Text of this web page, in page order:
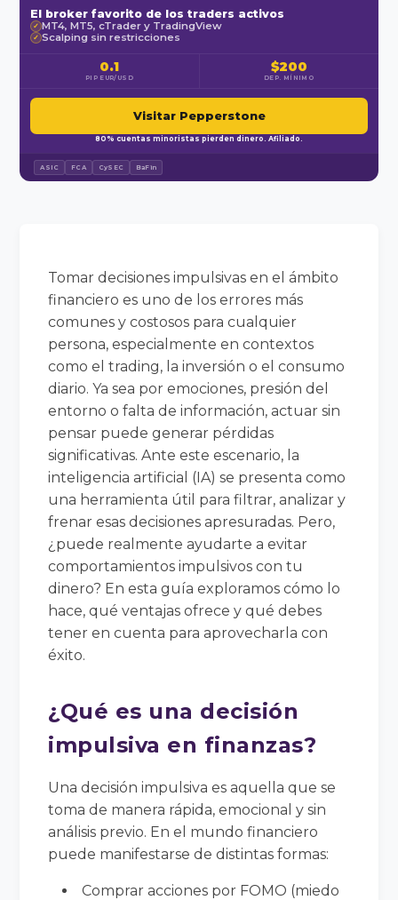
El broker favorito de los traders activos
✓ MT4, MT5, cTrader y TradingView
✓ Scalping sin restricciones
0.1
PIP EUR/USD
$200
DEP. MÍNIMO
Visitar Pepperstone
80% cuentas minoristas pierden dinero. Afiliado.
ASIC FCA CySEC BaFin
Tomar decisiones impulsivas en el ámbito
financiero es uno de los errores más
comunes y costosos para cualquier
persona, especialmente en contextos
como el trading, la inversión o el consumo
diario. Ya sea por emociones, presión del
entorno o falta de información, actuar sin
pensar puede generar pérdidas
significativas. Ante este escenario, la
inteligencia artificial (IA) se presenta como
una herramienta útil para filtrar, analizar y
frenar esas decisiones apresuradas. Pero,
¿puede realmente ayudarte a evitar
comportamientos impulsivos con tu
dinero? En esta guía exploramos cómo lo
hace, qué ventajas ofrece y qué debes
tener en cuenta para aprovecharla con
éxito.
¿Qué es una decisión
impulsiva en finanzas?
Una decisión impulsiva es aquella que se
toma de manera rápida, emocional y sin
análisis previo. En el mundo financiero
puede manifestarse de distintas formas:
Comprar acciones por FOMO (miedo